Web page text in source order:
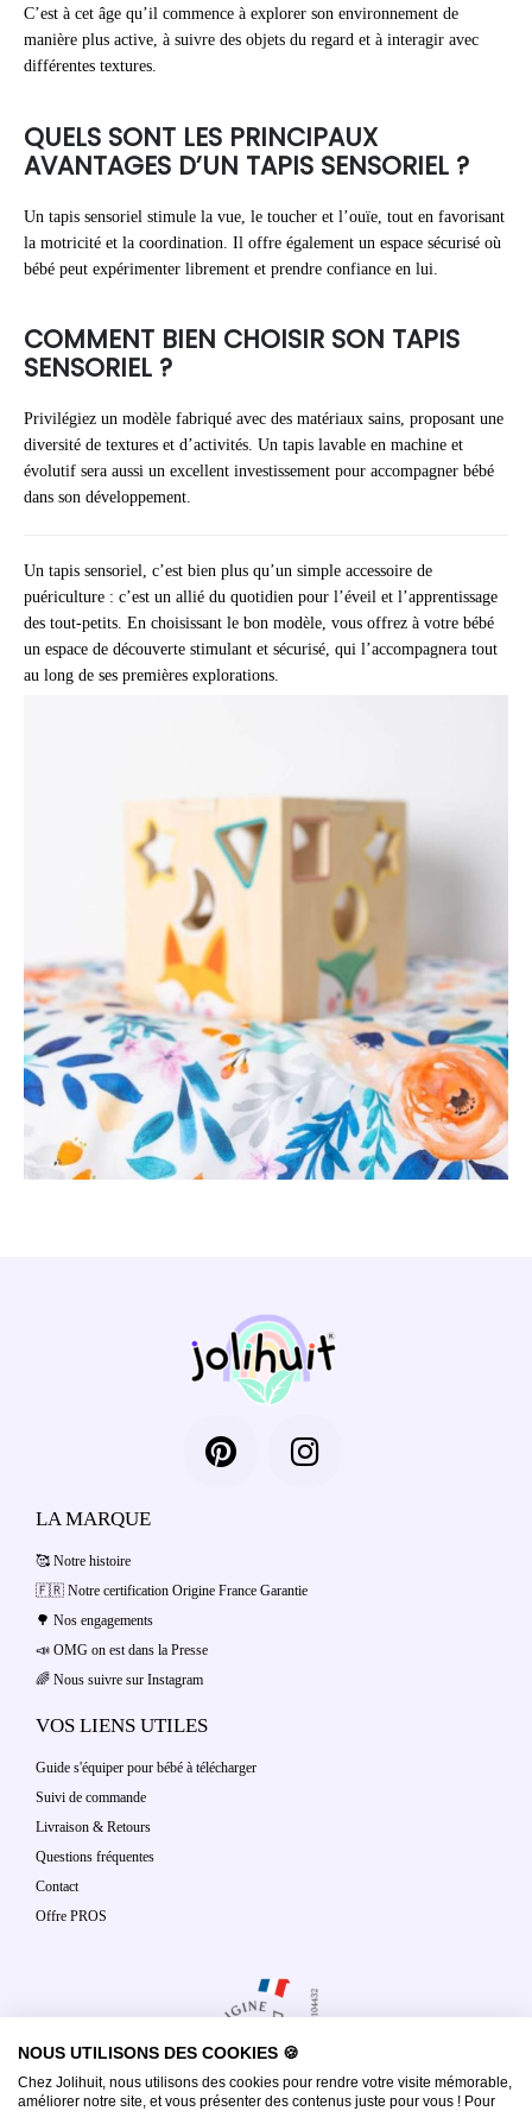
C’est à cet âge qu’il commence à explorer son environnement de
manière plus active, à suivre des objets du regard et à interagir avec
différentes textures.
QUELS SONT LES PRINCIPAUX
AVANTAGES D’UN TAPIS SENSORIEL ?
Un tapis sensoriel stimule la vue, le toucher et l’ouïe, tout en favorisant
la motricité et la coordination. Il offre également un espace sécurisé où
bébé peut expérimenter librement et prendre confiance en lui.
COMMENT BIEN CHOISIR SON TAPIS
SENSORIEL ?
Privilégiez un modèle fabriqué avec des matériaux sains, proposant une
diversité de textures et d’activités. Un tapis lavable en machine et
évolutif sera aussi un excellent investissement pour accompagner bébé
dans son développement.
Un tapis sensoriel, c’est bien plus qu’un simple accessoire de
puériculture : c’est un allié du quotidien pour l’éveil et l’apprentissage
des tout-petits. En choisissant le bon modèle, vous offrez à votre bébé
un espace de découverte stimulant et sécurisé, qui l’accompagnera tout
au long de ses premières explorations.
LA MARQUE
🥰 Notre histoire
🇫🇷 Notre certification Origine France Garantie
🌳 Nos engagements
📣 OMG on est dans la Presse
🌈 Nous suivre sur Instagram
VOS LIENS UTILES
Guide s'équiper pour bébé à télécharger
Suivi de commande
Livraison & Retours
Questions fréquentes
Contact
Offre PROS
NOUS UTILISONS DES COOKIES 🍪
Chez Jolihuit, nous utilisons des cookies pour rendre votre visite mémorable,
améliorer notre site, et vous présenter des contenus juste pour vous ! Pour